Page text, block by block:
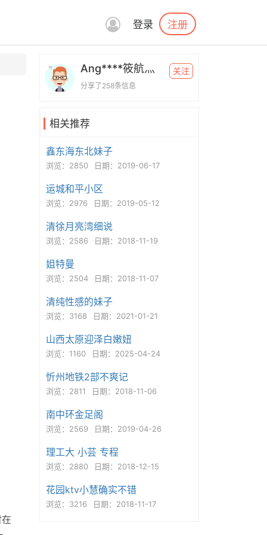
登录 注册
Ang****筱航灬
分享了258条信息
关注
相关推荐
鑫东海东北妹子
浏览：2850 日期：2019-06-17
运城和平小区
浏览：2976 日期：2019-05-12
清徐月亮湾细说
浏览：2586 日期：2018-11-19
姐特曼
浏览：2504 日期：2018-11-07
清纯性感的妹子
浏览：3168 日期：2021-01-21
山西太原迎泽白嫩妞
浏览：1160 日期：2025-04-24
忻州地铁2部不爽记
浏览：2811 日期：2018-11-06
南中环金足阁
浏览：2569 日期：2019-04-26
理工大 小芸 专程
浏览：2880 日期：2018-12-15
花园ktv小慧确实不错
浏览：3216 日期：2018-11-17